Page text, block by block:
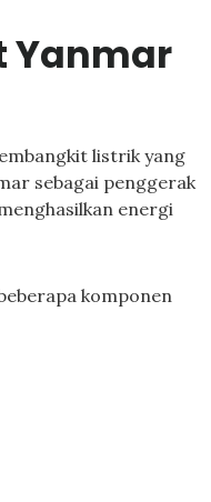
Yanmar
listrik yang
sebagai penggerak
energi
komponen